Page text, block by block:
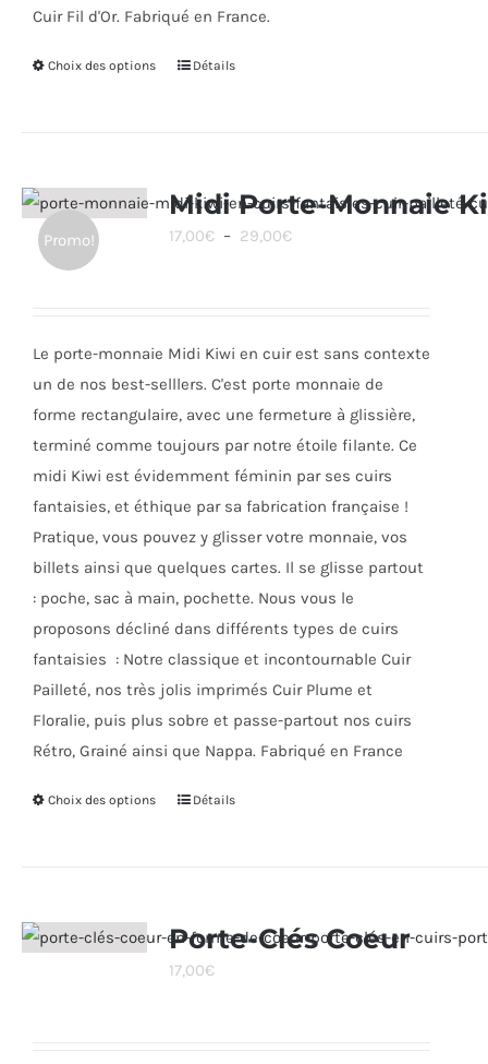
Cuir Fil d'Or. Fabriqué en France.
Choix des options
Ce
variations.
Les
choisies
sur
page
Détails
Promo!
Midi Porte-Monnaie
17,00€ – 29,00€Plage
à
29,00€
Le porte-monnaie Midi Kiwi en cuir est sans contexte
un de nos best-selllers. C'est porte monnaie de
forme rectangulaire, avec une fermeture à glissière,
terminé comme toujours par notre étoile filante. Ce
midi Kiwi est évidemment féminin par ses cuirs
fantaisies, et éthique par sa fabrication française !
Pratique, vous pouvez y glisser votre monnaie, vos
billets ainsi que quelques cartes. Il se glisse partout
: poche, sac à main, pochette. Nous vous le
proposons décliné dans différents types de cuirs
fantaisies : Notre classique et incontournable Cuir
Pailleté, nos très jolis imprimés Cuir Plume et
Floralie, puis plus sobre et passe-partout nos cuirs
Rétro, Grainé ainsi que Nappa. Fabriqué en France
Choix des options
Ce
variations.
Les
Détails
Porte-Clés Coeur
17,00€